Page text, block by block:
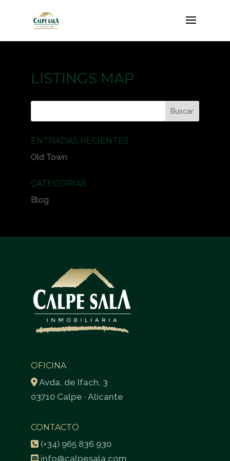
LISTINGS MAP
ENTRADAS RECIENTES
Old Town
CATEGORÍAS
Blog
OFICINA
Avda. de Ifach, 3
03710 Calpe · Alicante
CONTACTO
(+34) 965 836 930
info@calpesala.com